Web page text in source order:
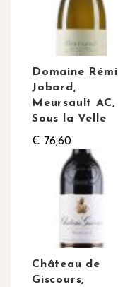
Domaine Rémi
Jobard,
Meursault AC,
Sous la Velle
€ 76,60
Château de
Giscours,